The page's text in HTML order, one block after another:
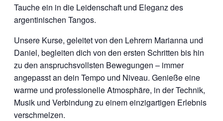
Tauche ein in die Leidenschaft und Eleganz des
argentinischen Tangos.
Unsere Kurse, geleitet von den Lehrern Marianna und
Daniel, begleiten dich von den ersten Schritten bis hin
zu den anspruchsvollsten Bewegungen – immer
angepasst an dein Tempo und Niveau. Genieße eine
warme und professionelle Atmosphäre, in der Technik,
Musik und Verbindung zu einem einzigartigen Erlebnis
verschmelzen.